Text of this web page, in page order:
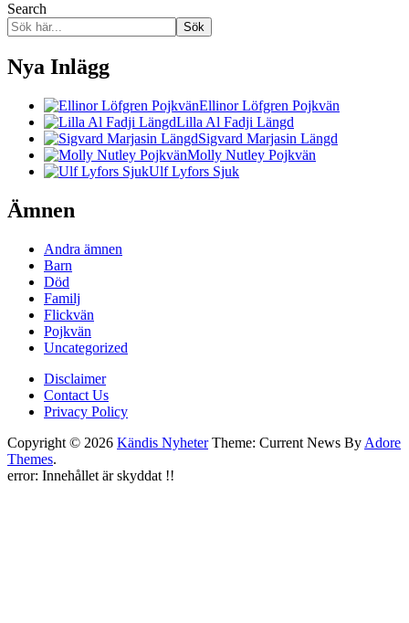
Search
Sök
Nya Inlägg
Ellinor Löfgren Pojkvän
Lilla Al Fadji Längd
Sigvard Marjasin Längd
Molly Nutley Pojkvän
Ulf Lyfors Sjuk
Ämnen
Andra ämnen
Barn
Död
Familj
Flickvän
Pojkvän
Uncategorized
Disclaimer
Contact Us
Privacy Policy
Copyright © 2026 Kändis NyheterTheme: Current News By Adore
Themes.
error: Innehållet är skyddat !!